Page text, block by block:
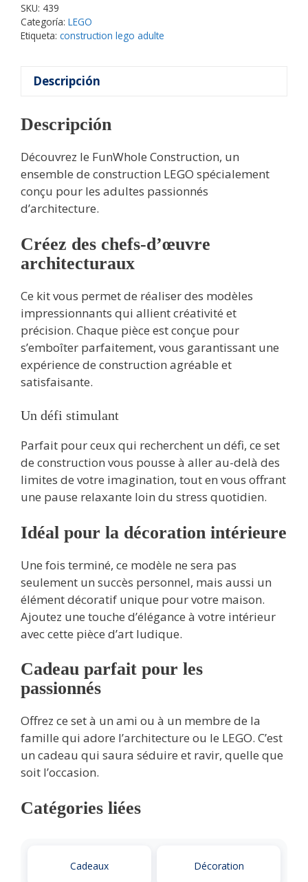
SKU: 439
Categoría: LEGO
Etiqueta: construction lego adulte
Descripción
Descripción
Découvrez le FunWhole Construction, un
ensemble de construction LEGO spécialement
conçu pour les adultes passionnés
d’architecture.
Créez des chefs-d’œuvre
architecturaux
Ce kit vous permet de réaliser des modèles
impressionnants qui allient créativité et
précision. Chaque pièce est conçue pour
s’emboîter parfaitement, vous garantissant une
expérience de construction agréable et
satisfaisante.
Un défi stimulant
Parfait pour ceux qui recherchent un défi, ce set
de construction vous pousse à aller au-delà des
limites de votre imagination, tout en vous offrant
une pause relaxante loin du stress quotidien.
Idéal pour la décoration intérieure
Une fois terminé, ce modèle ne sera pas
seulement un succès personnel, mais aussi un
élément décoratif unique pour votre maison.
Ajoutez une touche d’élégance à votre intérieur
avec cette pièce d’art ludique.
Cadeau parfait pour les
passionnés
Offrez ce set à un ami ou à un membre de la
famille qui adore l’architecture ou le LEGO. C’est
un cadeau qui saura séduire et ravir, quelle que
soit l’occasion.
Catégories liées
Cadeaux Décoration